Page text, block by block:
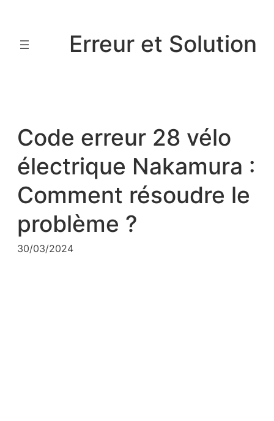
contenu
Erreur et Solution
Code erreur 28 vélo
électrique Nakamura :
Comment résoudre le
problème ?
30/03/2024